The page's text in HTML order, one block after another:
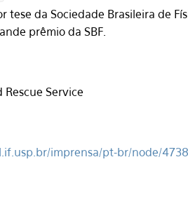
da Sociedade Brasileira de
prêmio da SBF.
imprensa/pt-br/node/4738